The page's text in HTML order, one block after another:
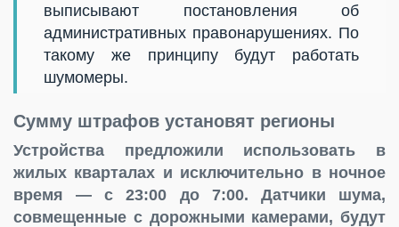
выписывают постановления об
административных правонарушениях. По
такому же принципу будут работать
шумомеры.
Сумму штрафов установят регионы
Устройства предложили использовать в
жилых кварталах и исключительно в ночное
время — с 23:00 до 7:00. Датчики шума,
совмещенные с дорожными камерами, будут